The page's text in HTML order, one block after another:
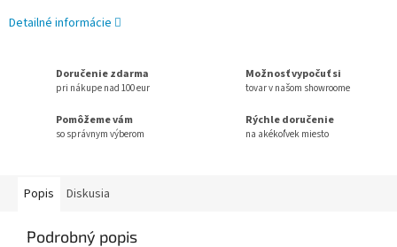
Detailné informácie
Doručenie zdarma
pri nákupe nad 100 eur
Možnosť vypočuť si
tovar v našom showroome
Pomôžeme vám
so správnym výberom
Rýchle doručenie
na akékoľvek miesto
Popis Diskusia
Podrobný popis